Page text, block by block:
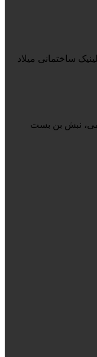
ساختمانی میلاد
نبش بن بست